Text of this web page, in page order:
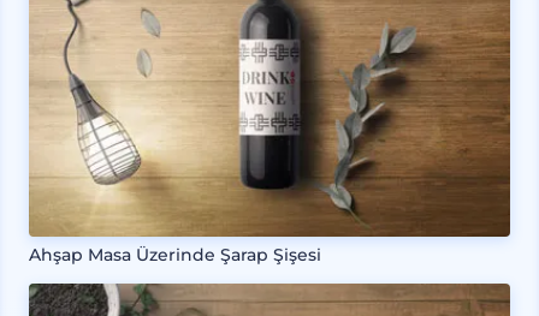
Ahşap Masa Üzerinde Şarap Şişesi